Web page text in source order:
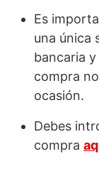
Es
una única
bancaria
compra
ocasión.
Debes
compra